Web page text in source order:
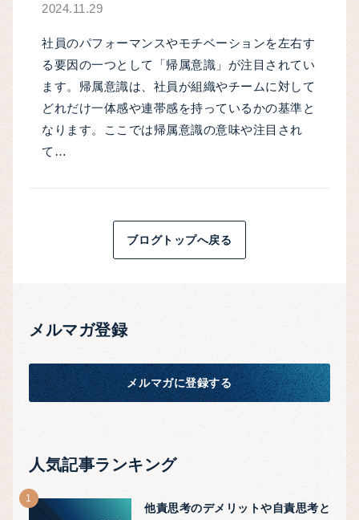
2024.11.29
社員のパフォーマンスやモチベーションを左右す
る要因の一つとして「帰属意識」が注目されてい
ます。帰属意識は、社員が組織やチームに対して
どれだけ一体感や連帯感を持っているかの基準と
なります。ここでは帰属意識の意味や注目され
て…
ブログトップへ戻る
メルマガ登録
メルマガに登録する
人気記事ランキング
他責思考のデメリットや自責思考と